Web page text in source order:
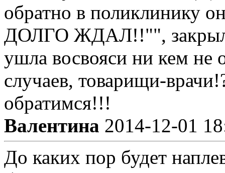
обратно в поликлинику
ДОЛГО ЖДАЛ!!"", закрыл
ушла восвояси ни кем
случаев, товарищи-
обратимся!!!
Валентина 2014-12-01
До каких пор будет